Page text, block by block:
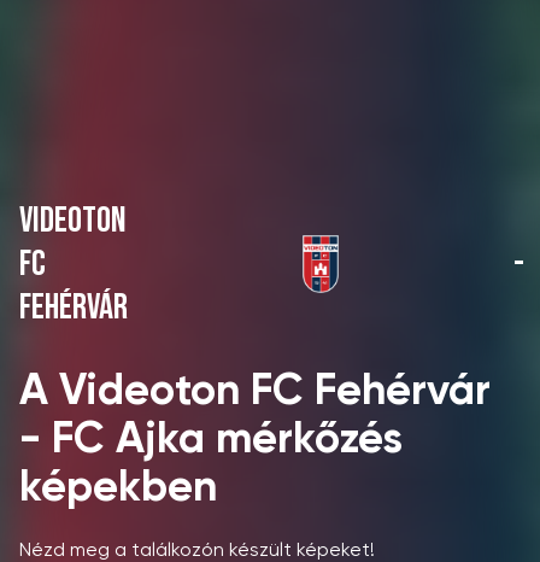
VIDEOTON
FC
FEHÉRVÁR
-
A Videoton FC Fehérvár
- FC Ajka mérkőzés
képekben
Nézd meg a találkozón készült képeket!